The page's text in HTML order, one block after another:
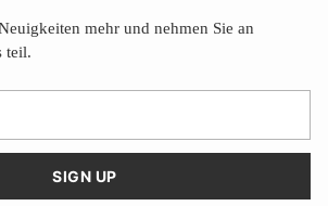
mehr und nehmen Sie an
teil.
SIGN UP